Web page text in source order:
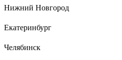
так как я приготовил их своими
KT-1904 - лучший выбор,
Нижний Новгород
Екатеринбург
Челябинск